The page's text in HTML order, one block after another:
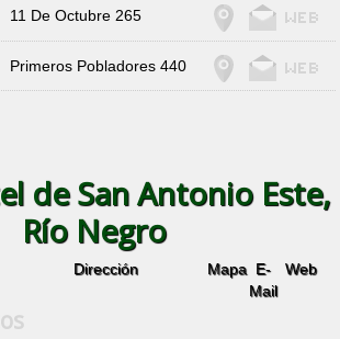
11 De Octubre 265
Primeros Pobladores 440
de San Antonio Este,
Río Negro
Dirección Mapa E-
Mail
Web